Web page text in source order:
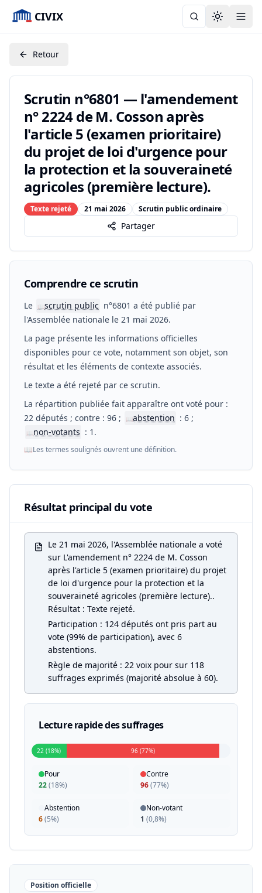
CIVIX Toggle
Retour
Scrutin n°6801 — l'amendement
n° 2224 de M. Cosson après
l'article 5 (examen prioritaire)
du projet de loi d'urgence pour
la protection et la souveraineté
agricoles (première lecture).
Texte rejeté 21 mai 2026 Scrutin public ordinaire
Partager
Comprendre ce scrutin
Le 📖scrutin public n°6801 a été publié par
l'Assemblée nationale le 21 mai 2026.
La page présente les informations officielles
disponibles pour ce vote, notamment son objet, son
résultat et les éléments de contexte associés.
Le texte a été rejeté par ce scrutin.
La répartition publiée fait apparaître ont voté pour :
22 députés ; contre : 96 ;
📖abstention : 6 ;
📖non-votants : 1.
📖Les termes soulignés ouvrent une définition.
Résultat principal du vote
Le 21 mai 2026, l'Assemblée nationale a voté
sur L'amendement n° 2224 de M. Cosson
après l'article 5 (examen prioritaire) du projet
de loi d'urgence pour la protection et la
souveraineté agricoles (première lecture)..
Résultat : Texte rejeté.
Participation : 124 députés ont pris part au
vote (99% de participation), avec 6
abstentions.
Règle de majorité : 22 voix pour sur 118
suffrages exprimés (majorité absolue à 60).
Lecture rapide des suffrages
22 (18%) 96 (77%)
Pour
22(18%)
Contre
96(77%)
Abstention
6(5%)
Non-votant
1 (0,8%)
Position officielle